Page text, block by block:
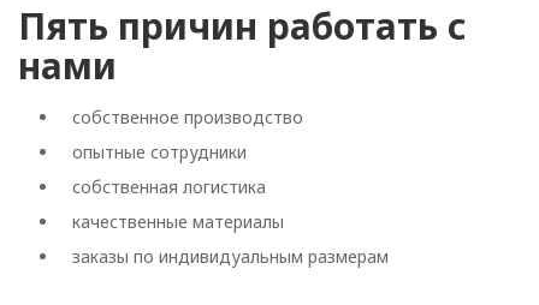
Пять причин работать с
нами
собственное производство
опытные сотрудники
собственная логистика
качественные материалы
заказы по индивидуальным размерам